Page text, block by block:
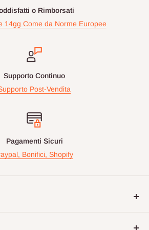
o Rimborsati
14gg Come da Norme Europee
Supporto Continuo
Post-Vendita
Pagamenti Sicuri
Bonifici, Shopify